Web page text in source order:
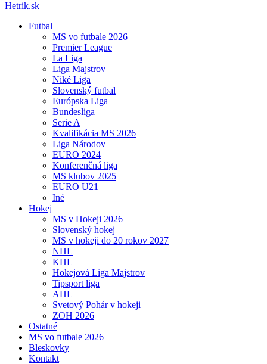
Hetrik.sk
Futbal
MS vo futbale 2026
Premier League
La Liga
Liga Majstrov
Niké Liga
Slovenský futbal
Európska Liga
Bundesliga
Serie A
Kvalifikácia MS 2026
Liga Národov
EURO 2024
Konferenčná liga
MS klubov 2025
EURO U21
Iné
Hokej
MS v Hokeji 2026
Slovenský hokej
MS v hokeji do 20 rokov 2027
NHL
KHL
Hokejová Liga Majstrov
Tipsport liga
AHL
Svetový Pohár v hokeji
ZOH 2026
Ostatné
MS vo futbale 2026
Bleskovky
Kontakt